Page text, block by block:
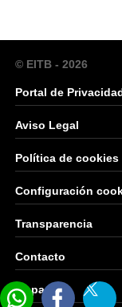
© EITB - 2026
Portal de
Aviso Legal
Política de cookies
Configuración
Transparencia
Contacto
Mapa Web